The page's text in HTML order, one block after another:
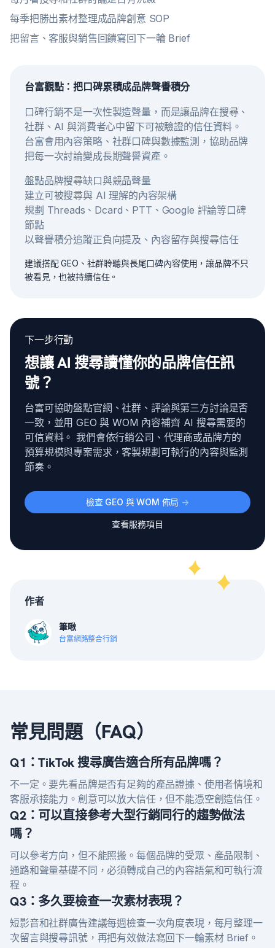
每季把勝出素材整理成品牌創意 SOP
把留言、客服與銷售回饋寫回下一輪 Brief
台富觀點：把口碑累積成品牌聲譽積分
口碑行銷不是一次性製造聲量，而是讓品牌在搜尋、
社群、AI 與消費者心中留下可被驗證的信任資料。
台富會用內容策略、社群口碑與數據監測，協助品牌
把每一次討論變成長期聲譽資產。
盤點品牌搜尋缺口與競品聲量
建立可被搜尋與 AI 理解的內容架構
規劃 Threads、Dcard、PTT、Google 評論等口碑
節點
以聲譽積分追蹤正負向提及、內容留存與搜尋信任
建議搭配 GEO、社群聆聽與長尾口碑內容使用，讓品牌不只
被看見，也被持續信任。
下一步行動
想讓 AI 搜尋讀懂你的品牌信任訊
號？
台富可協助盤點官網、社群、評論與第三方討論是否
一致，並用 GEO 與 WOM 內容補齊 AI 搜尋需要的
可信資料。 我們會依行銷公司、代理商或品牌方的
預算規模與專案需求，客製規劃可執行的內容與監測
節奏。
檢查 GEO 與 WOM 佈局 ->
查看服務項目
作者
筆啾
台富網路整合行銷
常見問題（FAQ）
Q1：TikTok 搜尋廣告適合所有品牌嗎？
不一定。要先看品牌是否有足夠的產品證據、使用者情境和
客服承接能力。創意可以放大信任，但不能憑空創造信任。
Q2：可以直接參考大型行銷同行的趨勢做法
嗎？
可以參考方向，但不能照搬。每個品牌的受眾、產品限制、
通路和聲量基礎不同，必須轉成自己的內容語氣和可執行流
程。
Q3：多久要檢查一次素材表現？
短影音和社群廣告建議每週檢查一次角度表現，每月整理一
次留言與搜尋訊號，再把有效做法寫回下一輪素材 Brief。